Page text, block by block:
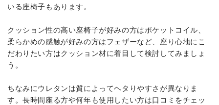
いる座椅子もあります。
クッション性の高い座椅子が好みの方はポケットコイル、
柔らかめの感触が好みの方はフェザーなど、座り心地にこ
だわりたい方はクッション材に着目して検討してみましょ
う。
ちなみにウレタンは質によってヘタりやすさが異なりま
す。長時間座る方や何年も使用したい方は口コミをチェッ